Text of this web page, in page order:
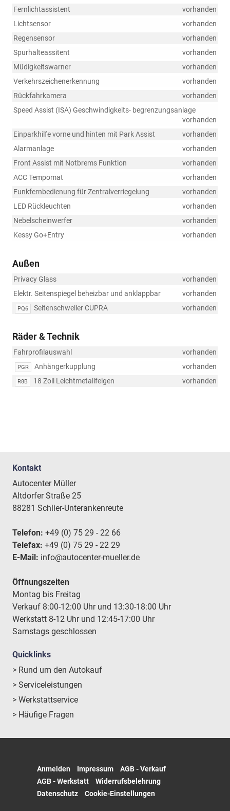
Fernlichtassistent
vorhanden
Lichtsensor
vorhanden
Regensensor
vorhanden
Spurhalteassitent
vorhanden
Müdigkeitswarner
vorhanden
Verkehrszeichenerkennung
vorhanden
Rückfahrkamera
vorhanden
Speed Assist (ISA) Geschwindigkeits- begrenzungsanlage
vorhanden
Einparkhilfe vorne und hinten mit Park Assist
vorhanden
Alarmanlage
vorhanden
Front Assist mit Notbrems Funktion
vorhanden
ACC Tempomat
vorhanden
Funkfernbedienung für Zentralverriegelung
vorhanden
LED Rückleuchten
vorhanden
Nebelscheinwerfer
vorhanden
Kessy Go+Entry
vorhanden
Außen
Privacy Glass
vorhanden
Elektr. Seitenspiegel beheizbar und anklappbar
vorhanden
PQ6 Seitenschweller CUPRA vorhanden
Räder & Technik
Fahrprofilauswahl vorhanden
PGR Anhängerkupplung vorhanden
R8B 18 Zoll Leichtmetallfelgen vorhanden
Kontakt
Autocenter Müller
Altdorfer Straße 25
88281 Schlier-Unterankenreute
Telefon: +49 (0) 75 29 - 22 66
Telefax: +49 (0) 75 29 - 22 29
E-Mail: info@autocenter-mueller.de
Öffnungszeiten
Montag bis Freitag
Verkauf 8:00-12:00 Uhr und 13:30-18:00 Uhr
Werkstatt 8-12 Uhr und 12:45-17:00 Uhr
Samstags geschlossen
Quicklinks
> Rund um den Autokauf
> Serviceleistungen
> Werkstattservice
> Häufige Fragen
Anmelden Impressum
AGB - Verkauf
AGB - Werkstatt
Widerrufsbelehrung
Datenschutz
Cookie-Einstellungen